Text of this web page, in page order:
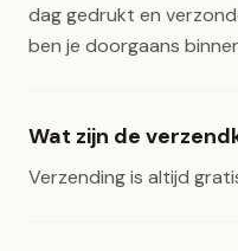
dag gedrukt en
ben je doorgaans
Wat zijn de
Verzending is altijd